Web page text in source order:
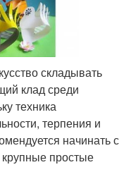
складывать
клад среди
техника
терпения и
начинать с
крупные простые